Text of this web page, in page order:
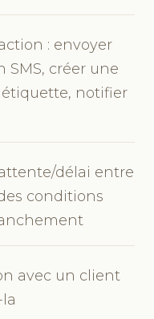
: envoyer
SMS, créer une
notifier
délai entre
conditions
avec un client